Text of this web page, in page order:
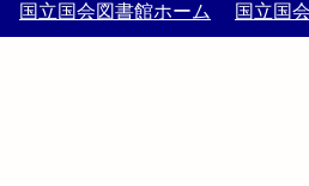
国立国会図書館ホーム 国立国